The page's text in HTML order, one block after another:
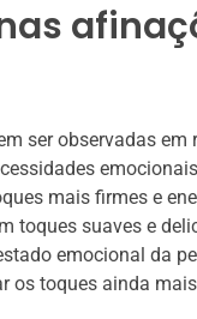
ser observadas em
mais firmes e
toques suaves e
emocional da
os toques ainda